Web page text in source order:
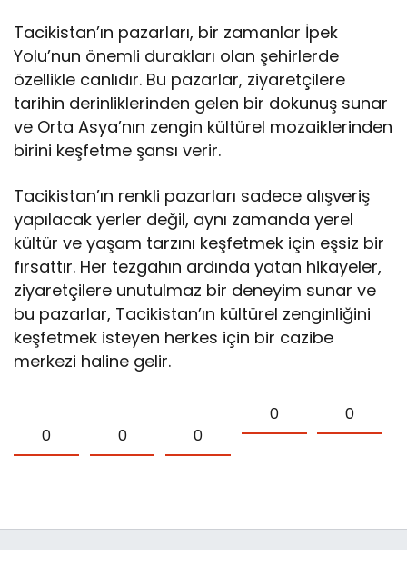
Tacikistan’ın pazarları, bir zamanlar İpek
Yolu’nun önemli durakları olan şehirlerde
özellikle canlıdır. Bu pazarlar, ziyaretçilere
tarihin derinliklerinden gelen bir dokunuş sunar
ve Orta Asya’nın zengin kültürel mozaiklerinden
birini keşfetme şansı verir.
Tacikistan’ın renkli pazarları sadece alışveriş
yapılacak yerler değil, aynı zamanda yerel
kültür ve yaşam tarzını keşfetmek için eşsiz bir
fırsattır. Her tezgahın ardında yatan hikayeler,
ziyaretçilere unutulmaz bir deneyim sunar ve
bu pazarlar, Tacikistan’ın kültürel zenginliğini
keşfetmek isteyen herkes için bir cazibe
merkezi haline gelir.
0 0 0
0 0